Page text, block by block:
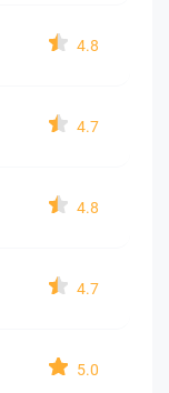
4.8
4.7
4.8
4.7
5.0